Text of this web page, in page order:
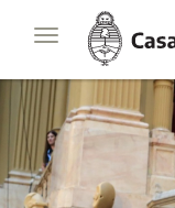
Toggle
navigation
Casa
Rosada
Presidencia
de
Nación
PresidenciaJavier Milei